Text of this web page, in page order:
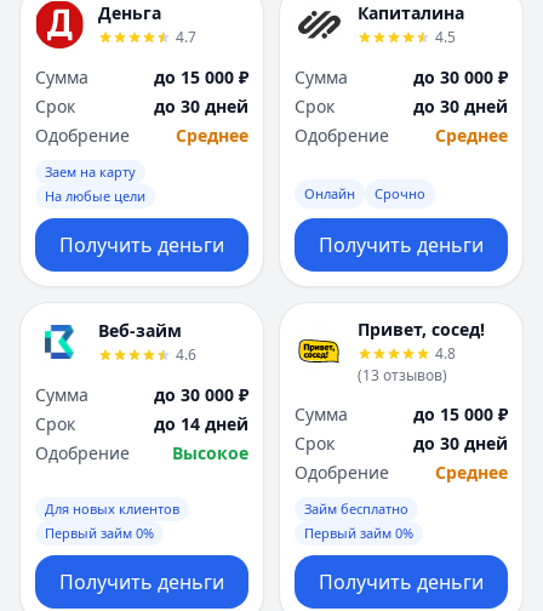
Деньга
4.7
Сумма
до 15 000 ₽
Срок
до 30 дней
Одобрение
Среднее
Заем на карту
На любые цели
Получить деньги
Капиталина
4.5
Сумма
до 30 000 ₽
Срок
до 30 дней
Одобрение
Среднее
Онлайн Срочно
Получить деньги
Веб-займ
4.6
Сумма
до 30 000 ₽
Срок
до 14 дней
Одобрение
Высокое
Для новых клиентов
Первый займ 0%
Получить деньги
Привет, сосед!
4.8
(13 отзывов)
Сумма
до 15 000 ₽
Срок
до 30 дней
Одобрение
Среднее
Займ бесплатно
Первый займ 0%
Получить деньги